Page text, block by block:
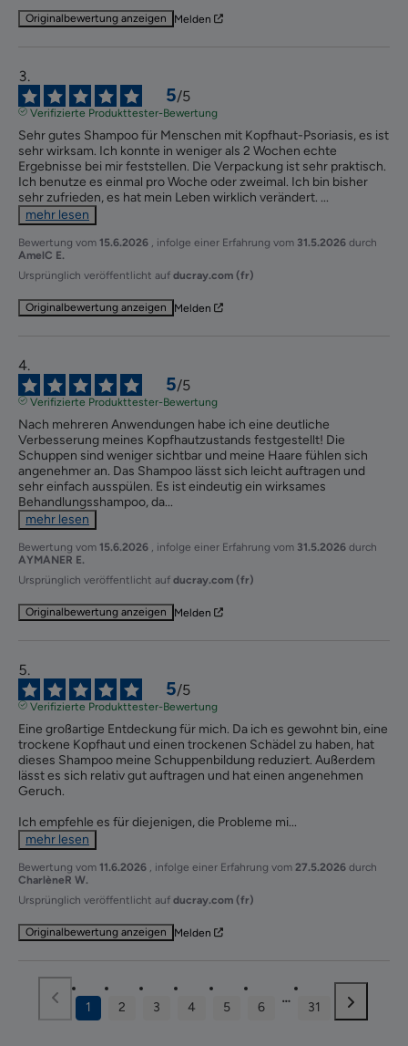
Originalbewertung anzeigen Melden
5/5
Verifizierte Produkttester-Bewertung
Sehr gutes Shampoo für Menschen mit Kopfhaut-Psoriasis, es ist
sehr wirksam. Ich konnte in weniger als 2 Wochen echte
Ergebnisse bei mir feststellen. Die Verpackung ist sehr praktisch.
Ich benutze es einmal pro Woche oder zweimal. Ich bin bisher
sehr zufrieden, es hat mein Leben wirklich verändert. ...
mehr lesen
Bewertung vom 15.6.2026 , infolge einer Erfahrung vom 31.5.2026 durch
AmelC E.
Ursprünglich veröffentlicht auf ducray.com (fr)
Originalbewertung anzeigen Melden
5/5
Verifizierte Produkttester-Bewertung
Nach mehreren Anwendungen habe ich eine deutliche
Verbesserung meines Kopfhautzustands festgestellt! Die
Schuppen sind weniger sichtbar und meine Haare fühlen sich
angenehmer an. Das Shampoo lässt sich leicht auftragen und
sehr einfach ausspülen. Es ist eindeutig ein wirksames
Behandlungsshampoo, da...
mehr lesen
Bewertung vom 15.6.2026 , infolge einer Erfahrung vom 31.5.2026 durch
AYMANER E.
Ursprünglich veröffentlicht auf ducray.com (fr)
Originalbewertung anzeigen Melden
5/5
Verifizierte Produkttester-Bewertung
Eine großartige Entdeckung für mich. Da ich es gewohnt bin, eine
trockene Kopfhaut und einen trockenen Schädel zu haben, hat
dieses Shampoo meine Schuppenbildung reduziert. Außerdem
lässt es sich relativ gut auftragen und hat einen angenehmen
Geruch.
Ich empfehle es für diejenigen, die Probleme mi...
mehr lesen
Bewertung vom 11.6.2026 , infolge einer Erfahrung vom 27.5.2026 durch
CharlèneR W.
Ursprünglich veröffentlicht auf ducray.com (fr)
Originalbewertung anzeigen Melden
1 2 3 4 5 6 31